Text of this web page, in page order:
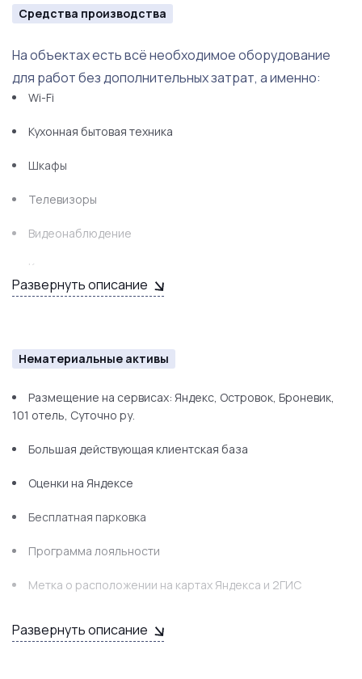
Средства производства
На объектах есть всё необходимое оборудование
для работ без дополнительных затрат, а именно:
Wi-Fi
Кухонная бытовая техника
Шкафы
Телевизоры
Видеонаблюдение
Кондиционеры
Мебель
Охранная сигнализация
Пожарная сигнализация
Развернуть описание
Нематериальные активы
Размещение на сервисах: Яндекс, Островок, Броневик,
101 отель, Суточно ру.
Большая действующая клиентская база
Оценки на Яндексе
Бесплатная парковка
Программа лояльности
Метка о расположении на картах Яндекса и 2ГИС
Развернуть описание